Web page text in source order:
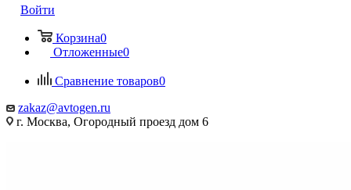
Войти
Корзина0
Отложенные0
Сравнение товаров0
zakaz@avtogen.ru
г. Москва, Огородный проезд дом 6